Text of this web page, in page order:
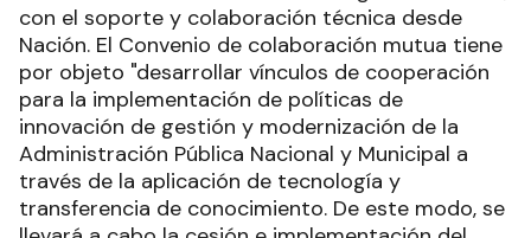
con el soporte y colaboración técnica desde
Nación. El Convenio de colaboración mutua tiene
por objeto "desarrollar vínculos de cooperación
para la implementación de políticas de
innovación de gestión y modernización de la
Administración Pública Nacional y Municipal a
través de la aplicación de tecnología y
transferencia de conocimiento. De este modo, se